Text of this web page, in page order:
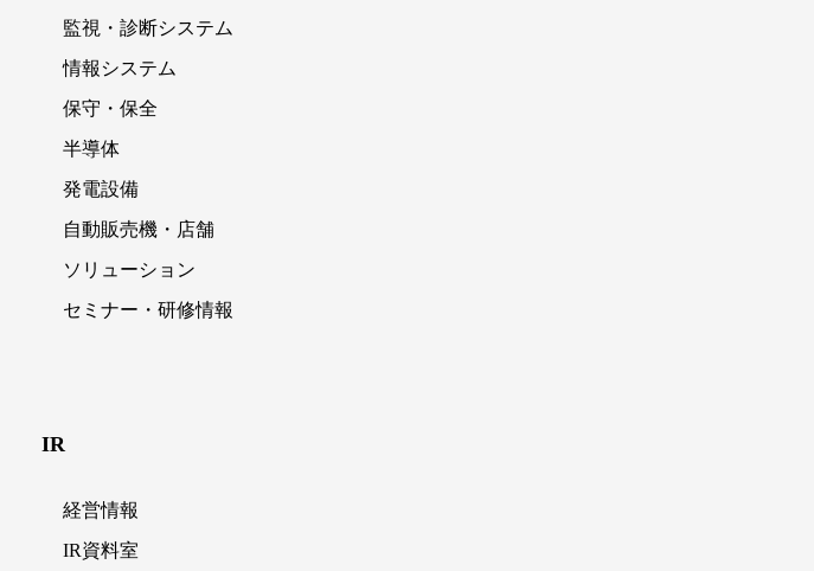
監視・診断システム
情報システム
保守・保全
半導体
発電設備
自動販売機・店舗
ソリューション
セミナー・研修情報
IR
経営情報
IR資料室